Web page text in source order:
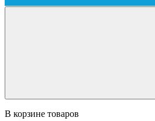
В корзине товаров